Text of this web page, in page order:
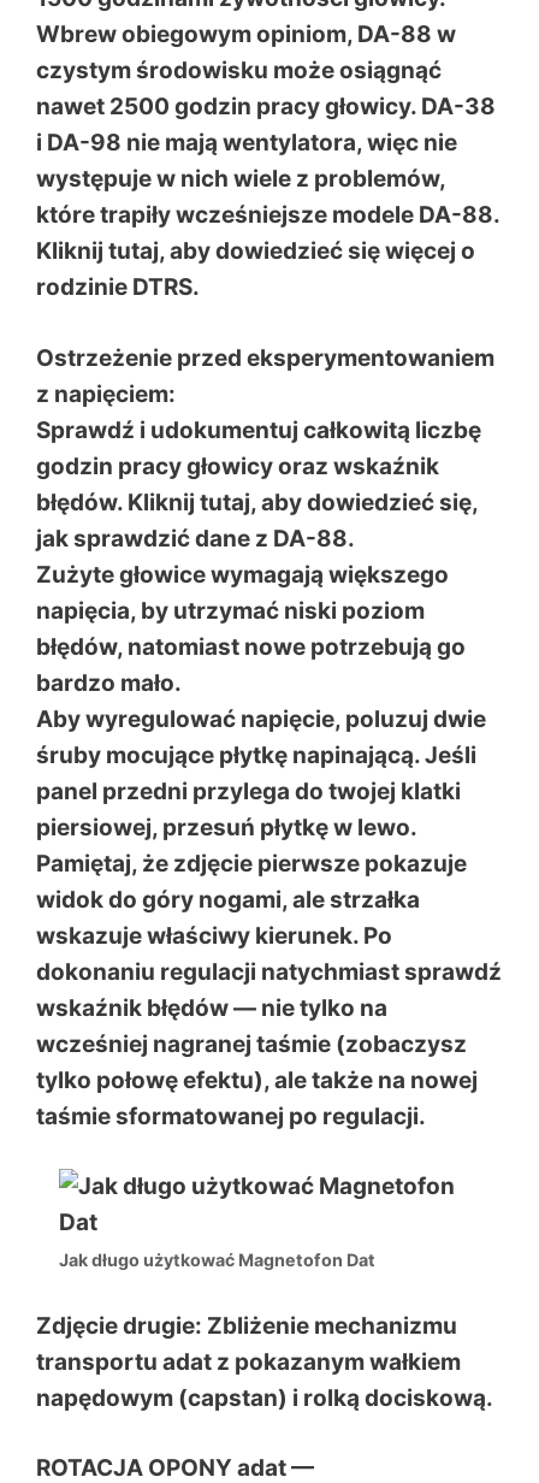
Wbrew obiegowym opiniom, DA-88 w
czystym środowisku może osiągnąć
nawet 2500 godzin pracy głowicy. DA-38
i DA-98 nie mają wentylatora, więc nie
występuje w nich wiele z problemów,
które trapiły wcześniejsze modele DA-88.
Kliknij tutaj, aby dowiedzieć się więcej o
rodzinie DTRS.
Ostrzeżenie przed eksperymentowaniem
z napięciem:
Sprawdź i udokumentuj całkowitą liczbę
godzin pracy głowicy oraz wskaźnik
błędów. Kliknij tutaj, aby dowiedzieć się,
jak sprawdzić dane z DA-88.
Zużyte głowice wymagają większego
napięcia, by utrzymać niski poziom
błędów, natomiast nowe potrzebują go
bardzo mało.
Aby wyregulować napięcie, poluzuj dwie
śruby mocujące płytkę napinającą. Jeśli
panel przedni przylega do twojej klatki
piersiowej, przesuń płytkę w lewo.
Pamiętaj, że zdjęcie pierwsze pokazuje
widok do góry nogami, ale strzałka
wskazuje właściwy kierunek. Po
dokonaniu regulacji natychmiast sprawdź
wskaźnik błędów — nie tylko na
wcześniej nagranej taśmie (zobaczysz
tylko połowę efektu), ale także na nowej
taśmie sformatowanej po regulacji.
Jak długo użytkować Magnetofon Dat
Zdjęcie drugie: Zbliżenie mechanizmu
transportu adat z pokazanym wałkiem
napędowym (capstan) i rolką dociskową.
ROTACJA OPONY adat —